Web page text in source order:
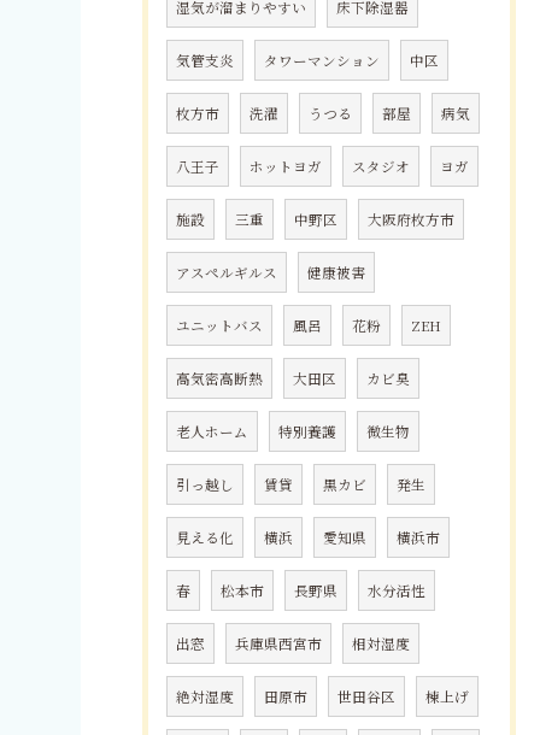
湿気が溜まりやすい 床下除湿器
気管支炎 タワーマンション 中区
枚方市 洗濯 うつる 部屋 病気
八王子 ホットヨガ スタジオ ヨガ
施設 三重 中野区 大阪府枚方市
アスペルギルス 健康被害
ユニットバス 風呂 花粉 ZEH
高気密高断熱 大田区 カビ臭
老人ホーム 特別養護 微生物
引っ越し 賃貸 黒カビ 発生
見える化 横浜 愛知県 横浜市
春 松本市 長野県 水分活性
出窓 兵庫県西宮市 相対湿度
絶対湿度 田原市 世田谷区 棟上げ